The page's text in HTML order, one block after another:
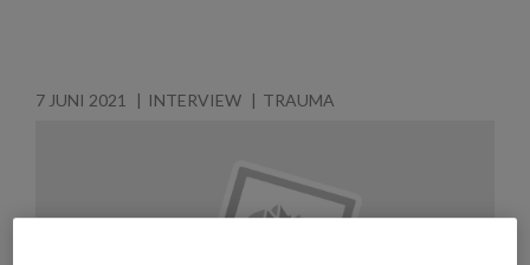
7 JUNI 2021 INTERVIEW TRAUMA